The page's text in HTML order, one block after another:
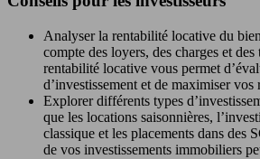
Analyser la rentabilité locative du
compte des loyers, des charges et des
rentabilité locative vous permet
d’investissement et de maximiser vos
Explorer différents types
que les locations saisonnières,
classique et les placements dans des
de vos investissements immobiliers